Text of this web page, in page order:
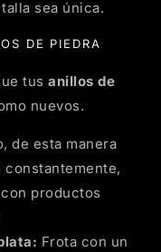
sea única.
DE PIEDRA
tus anillos de
nuevos.
de esta manera
productos
Frota con un